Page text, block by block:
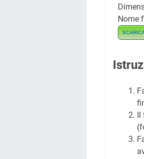
Nome
Il